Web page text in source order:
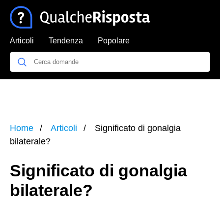
Articoli Tendenza Popolare
Home Articoli
Significato di gonalgia
bilaterale?
Significato di gonalgia
bilaterale?